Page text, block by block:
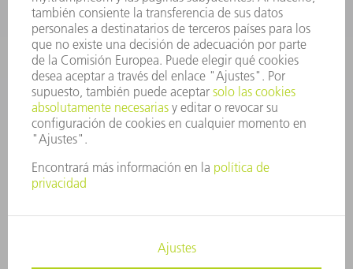
Departamento de Utillaje
+34 91 657 36 69
Lunes a Jueves de 8h – 18h
Viernes de 8h – 17h
utillaje@trumpf.com